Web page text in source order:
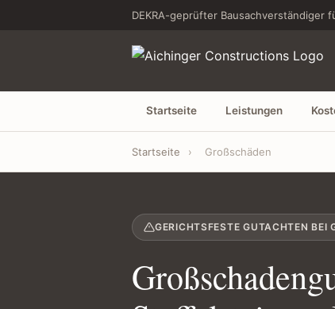
DEKRA-geprüfter Bausachverständiger
Startseite Leistungen
Startseite › Großschäden
GERICHTSFESTE GUTACHTEN BEI